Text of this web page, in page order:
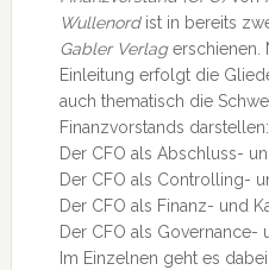
Wullenordist in bereits
Gabler Verlagerschienen.
Einleitung erfolgt die
auch thematisch die
Finanzvorstands darstellen:
Der CFO als Abschluss-
Der CFO als Controlling-
Der CFO als Finanz- und
Der CFO als Governance-
Im Einzelnen geht es